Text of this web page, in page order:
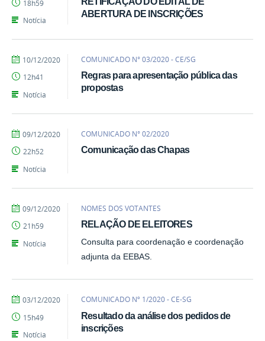
ABERTURA DE INSCRIÇÕES
18h59
Notícia
COMUNICADO N° 03/2020 - CE/SG
Regras para apresentação pública das
propostas
por
publicado
10/12/2020
12h41
Notícia
COMUNICADO N° 02/2020
Comunicação das Chapas
por
publicado
09/12/2020
22h52
Notícia
NOMES DOS VOTANTES
RELAÇÃO DE ELEITORES
Consulta para coordenação e coordenação
adjunta da EEBAS.
por
publicado
09/12/2020
21h59
Notícia
COMUNICADO Nº 1/2020 - CE-SG
Resultado da análise dos pedidos de
inscrições
por
publicado
03/12/2020
15h49
Notícia